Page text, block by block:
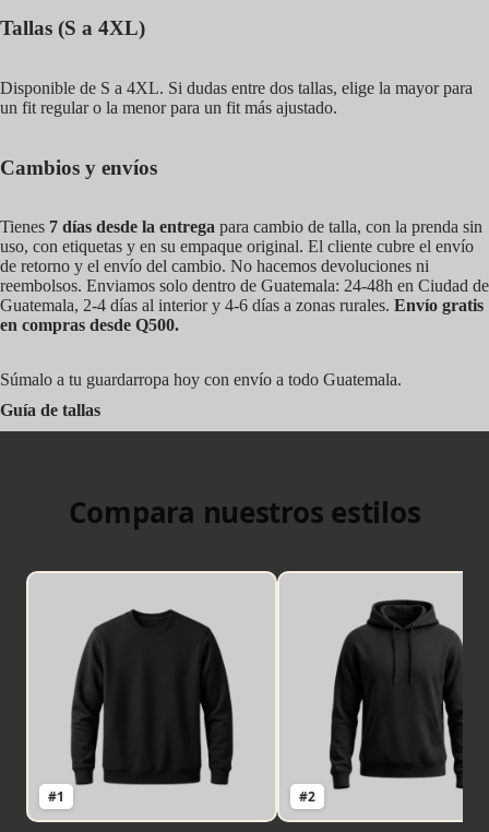
Tallas (S a 4XL)
Disponible de S a 4XL. Si dudas entre dos tallas, elige la mayor para
un fit regular o la menor para un fit más ajustado.
Cambios y envíos
Tienes 7 días desde la entrega para cambio de talla, con la prenda sin
uso, con etiquetas y en su empaque original. El cliente cubre el envío
de retorno y el envío del cambio. No hacemos devoluciones ni
reembolsos. Enviamos solo dentro de Guatemala: 24-48h en Ciudad de
Guatemala, 2-4 días al interior y 4-6 días a zonas rurales. Envío gratis
en compras desde Q500.
Súmalo a tu guardarropa hoy con envío a todo Guatemala.
Guía de tallas
Compara nuestros estilos
#1 #2